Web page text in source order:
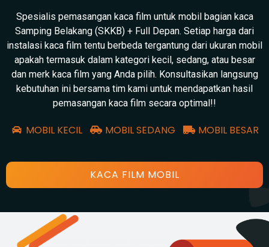
Spesialis pemasangan kaca film untuk mobil bagian kaca
Samping Belakang (SKKB) + Full Depan. Setiap harga dari
instalasi kaca film tentu berbeda tergantung dari ukuran mobil
apakah termasuk dalam kategori kecil, sedang, atau besar
dan merk kaca film yang Anda pilih. Konsultasikan langsung
kebutuhan ini bersama tim kami untuk mendapatkan hasil
pemasangan kaca film secara optimal!!
MOBIL KECIL MOBIL SEDANG MOBIL BESAR
KACA FILM MOBIL